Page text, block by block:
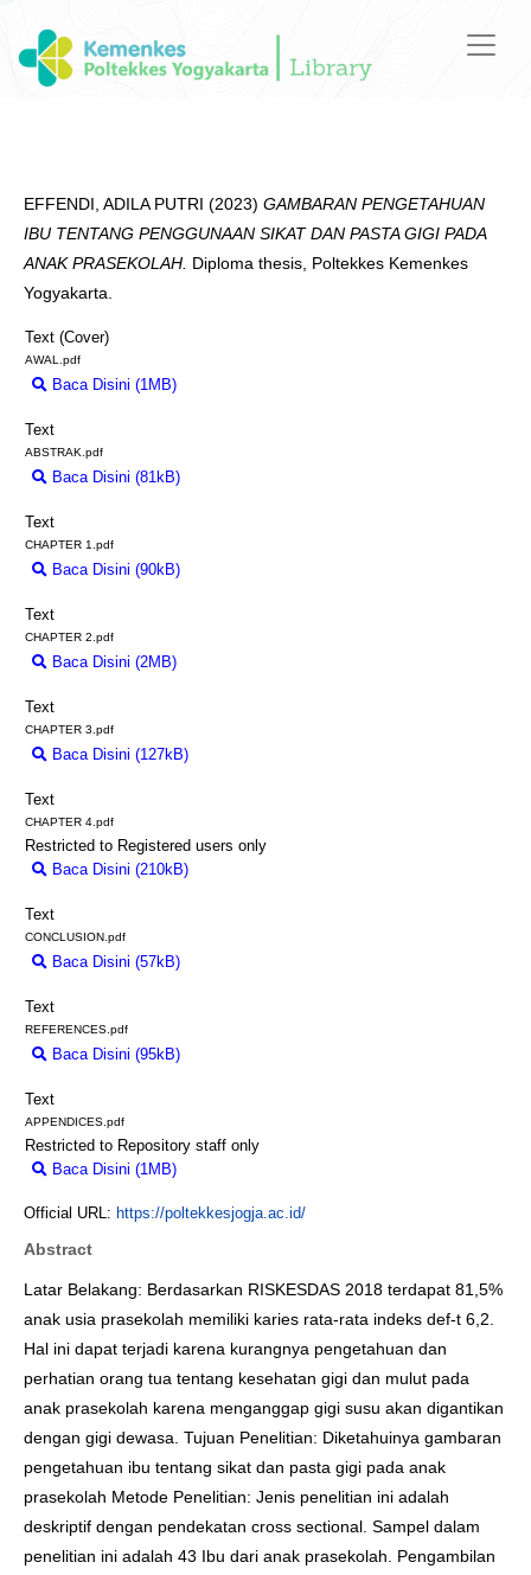
EFFENDI, ADILA PUTRI (2023) GAMBARAN PENGETAHUAN
IBU TENTANG PENGGUNAAN SIKAT DAN PASTA GIGI PADA
ANAK PRASEKOLAH. Diploma thesis, Poltekkes Kemenkes
Yogyakarta.
Text (Cover)
AWAL.pdf
Baca Disini (1MB)
Text
ABSTRAK.pdf
Baca Disini (81kB)
Text
CHAPTER 1.pdf
Baca Disini (90kB)
Text
CHAPTER 2.pdf
Baca Disini (2MB)
Text
CHAPTER 3.pdf
Baca Disini (127kB)
Text
CHAPTER 4.pdf
Restricted to Registered users only
Baca Disini (210kB)
Text
CONCLUSION.pdf
Baca Disini (57kB)
Text
REFERENCES.pdf
Baca Disini (95kB)
Text
APPENDICES.pdf
Restricted to Repository staff only
Baca Disini (1MB)
Official URL: https://poltekkesjogja.ac.id/
Abstract
Latar Belakang: Berdasarkan RISKESDAS 2018 terdapat 81,5%
anak usia prasekolah memiliki karies rata-rata indeks def-t 6,2.
Hal ini dapat terjadi karena kurangnya pengetahuan dan
perhatian orang tua tentang kesehatan gigi dan mulut pada
anak prasekolah karena menganggap gigi susu akan digantikan
dengan gigi dewasa. Tujuan Penelitian: Diketahuinya gambaran
pengetahuan ibu tentang sikat dan pasta gigi pada anak
prasekolah Metode Penelitian: Jenis penelitian ini adalah
deskriptif dengan pendekatan cross sectional. Sampel dalam
penelitian ini adalah 43 Ibu dari anak prasekolah. Pengambilan